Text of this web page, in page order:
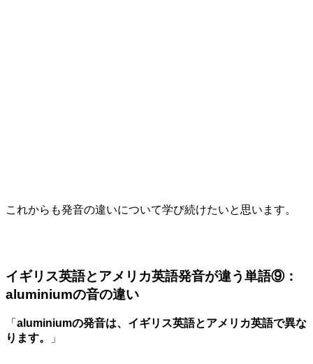
これからも発音の違いについて学び続けたいと思います。
イギリス英語とアメリカ英語発音が違う単語⑨：
aluminiumの音の違い
「 aluminiumの発音は、イギリス英語とアメリカ英語で異な
ります。
」